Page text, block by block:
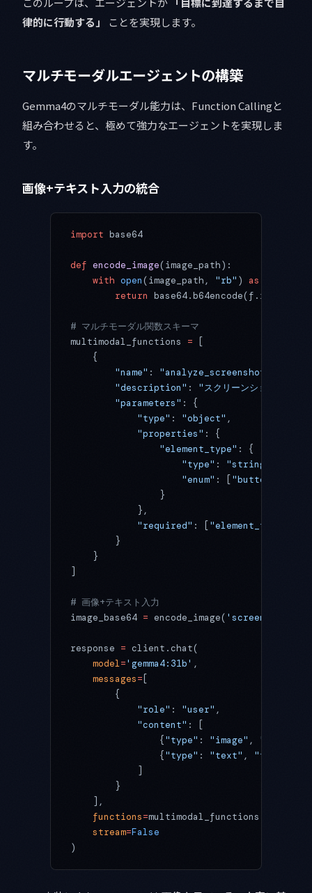
律的に行動する」
ことを実現します。
マルチモーダルエージェントの構築
Gemma4のマルチモーダル能力は、Function Callingと
組み合わせると、極めて強力なエージェントを実現しま
す。
画像+テキスト入力の統合
import base64
def encode_image(image_path):
    with
open(image_path, "rb" ) as
        return
# マルチモーダル関数スキーマ
multimodal_functions = [
    {
        "name"
: "analyze_screenshot"
        "description"
: "スクリーンショット内の
        "parameters"
: {
            "type"
: "object" ,
            "properties"
: {
                "element_type"
: {
                    "type"
: "string"
                    "enum"
: [ "button"
                }
            },
            "required"
: [ "element_type"
        }
    }
]
# 画像+テキスト入力
image_base64 = encode_image(
response = client.chat(
    model
='gemma4:31b' ,
    messages
= [
        {
            "role"
: "user" ,
            "content"
: [
                {
"type" : "image" , "image"
                {
"type" : "text" , "text"
            ]
        }
    ],
    functions
=multimodal_functions,
    stream
=False
)